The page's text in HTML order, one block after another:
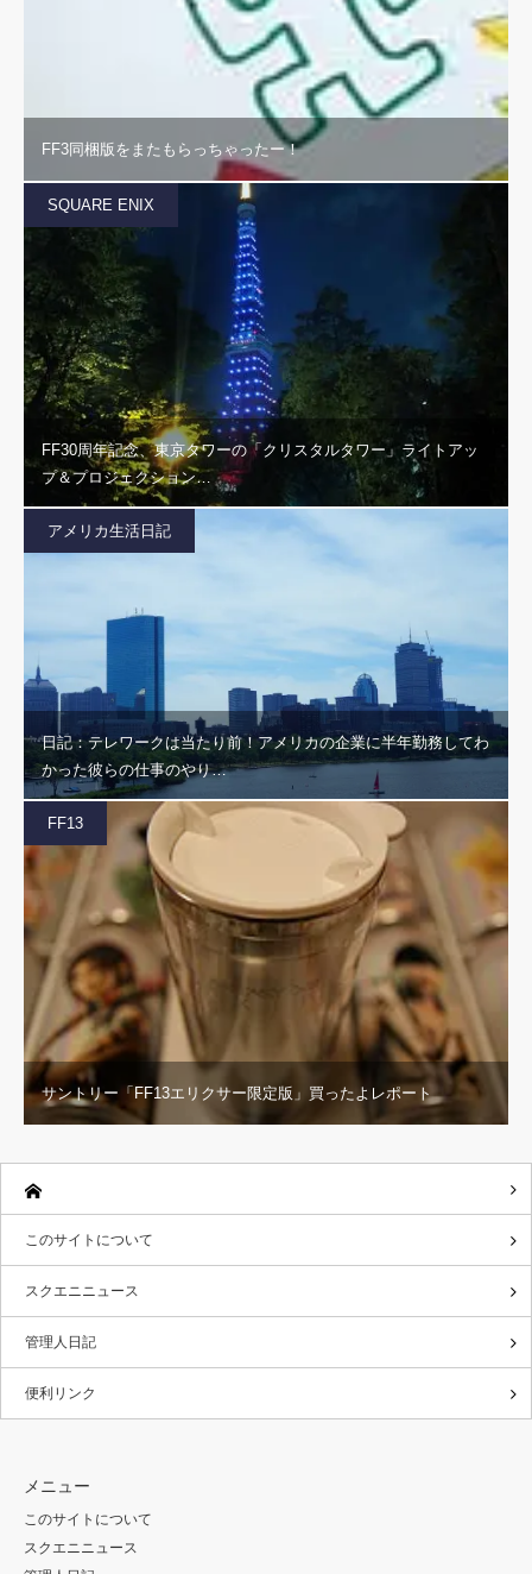
FF3同梱版をまたもらっちゃったー！
SQUARE ENIX
FF30周年記念、東京タワーの「クリスタルタワー」ライトアッ
プ＆プロジェクション…
アメリカ生活日記
日記：テレワークは当たり前！アメリカの企業に半年勤務してわ
かった彼らの仕事のやり…
FF13
サントリー「FF13エリクサー限定版」買ったよレポート
このサイトについて
スクエニニュース
管理人日記
便利リンク
メニュー
このサイトについて
スクエニニュース